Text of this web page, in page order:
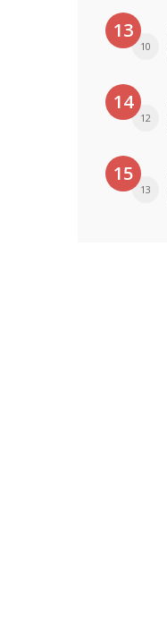
13
10
14
12
15
13